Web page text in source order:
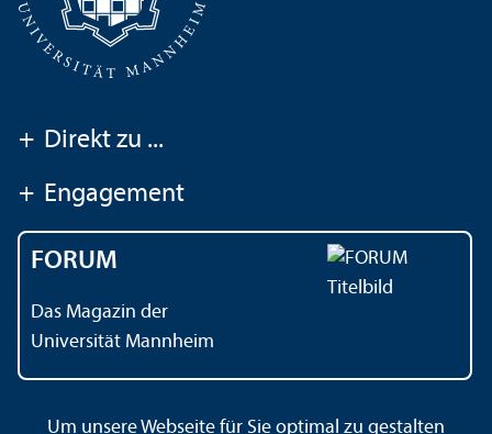
+ Direkt zu ...
+ Engagement
FORUM
Das Magazin der
Universität Mannheim
Um unsere Webseite für Sie optimal zu gestalten